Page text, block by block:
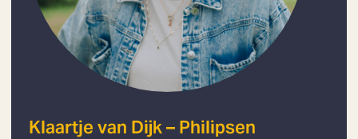
Klaartje van Dijk – Philipsen